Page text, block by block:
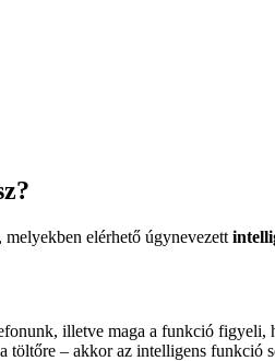
elérhető úgynevezett
illetve maga a funkció
töltőre – akkor az intelligens